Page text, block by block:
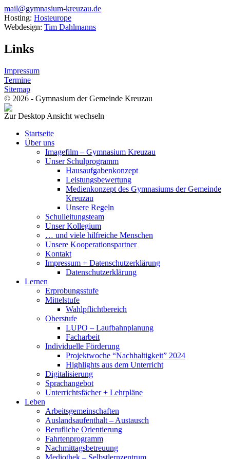
mail@gymnasium-kreuzau.de
Hosting: Hosteurope
Webdesign: Tim Dahlmanns
Links
Impressum
Termine
Sitemap
© 2026 - Gymnasium der Gemeinde Kreuzau
Zur Desktop Ansicht wechseln
Startseite
Über uns
Imagefilm – Gymnasium Kreuzau
Unser Schulprogramm
Hausaufgabenkonzept
Leistungsbewertung
Medienkonzept des Gymnasiums der Gemeinde
Kreuzau
Unsere Regeln
Schulleitungsteam
Unser Kollegium
… und viele hilfreiche Menschen
Unsere Kooperationspartner
Kontakt
Impressum + Datenschutzerklärung
Datenschutzerklärung
Lernen
Erprobungsstufe
Mittelstufe
Wahlpflichtbereich
Oberstufe
LUPO – Laufbahnplanung
Facharbeit
Individuelle Förderung
Projektwoche “Nachhaltigkeit” 2024
Highlights aus dem Unterricht
Digitalisierung
Sprachangebot
Unterrichtsfächer + Lehrpläne
Leben
Arbeitsgemeinschaften
Auslandsaufenthalt – Austausch
Berufliche Orientierung
Fahrtenprogramm
Nachmittagsbetreuung
Mediothek – Selbstlernzentrum